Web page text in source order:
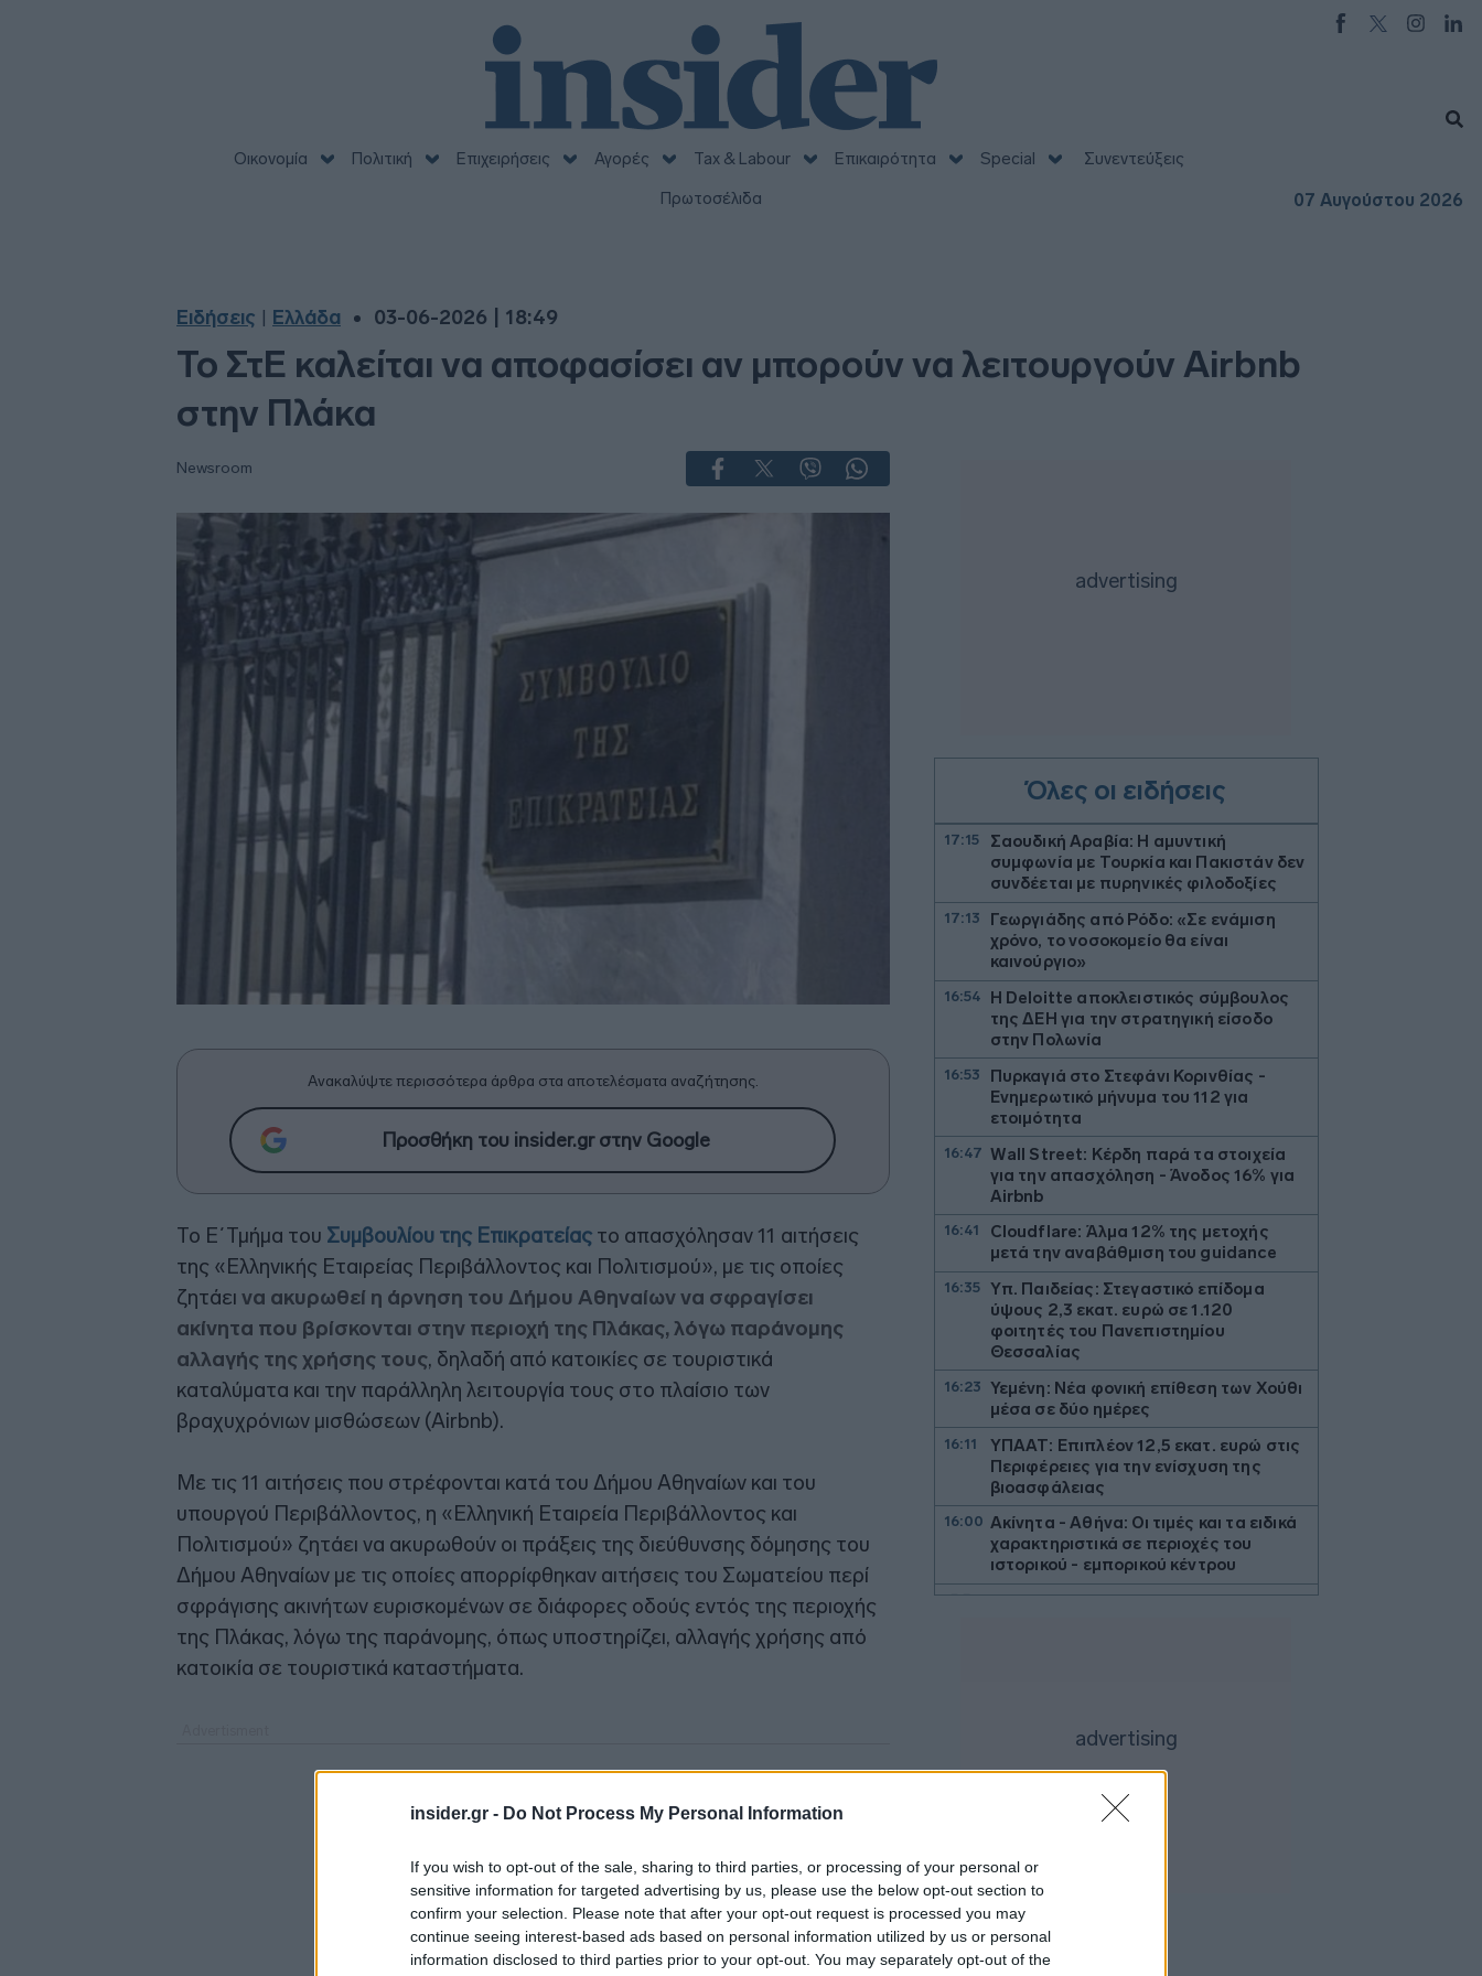
insider.gr - Do Not Process My Personal Information
If you wish to opt-out of the sale, sharing to third parties, or processing of your personal or
sensitive information for targeted advertising by us, please use the below opt-out section to
confirm your selection. Please note that after your opt-out request is processed you may
continue seeing interest-based ads based on personal information utilized by us or personal
information disclosed to third parties prior to your opt-out. You may separately opt-out of the
Οικονομία Πολιτική Επιχειρήσεις Αγορές Tax & Labour Επικαιρότητα Special
Συνεντεύξεις
Πρωτοσέλιδα
07 Αυγούστου 2026
Ειδήσεις Ελλάδα 03-06-2026 | 18:49
Το ΣτΕ καλείται να αποφασίσει αν μπορούν να λειτουργούν Airbnb
στην Πλάκα
Newsroom
Ανακαλύψτε περισσότερα άρθρα στα αποτελέσματα αναζήτησης.
Προσθήκη του insider.gr στην Google
Το Ε΄Τμήμα του Συμβουλίου της Επικρατείας το απασχόλησαν 11 αιτήσεις
της «Ελληνικής Εταιρείας Περιβάλλοντος και Πολιτισμού», με τις οποίες
ζητάει να ακυρωθεί η άρνηση του Δήμου Αθηναίων να σφραγίσει
ακίνητα που βρίσκονται στην περιοχή της Πλάκας, λόγω παράνομης
αλλαγής της χρήσης τους, δηλαδή από κατοικίες σε τουριστικά
καταλύματα και την παράλληλη λειτουργία τους στο πλαίσιο των
βραχυχρόνιων μισθώσεων (Airbnb).
Με τις 11 αιτήσεις που στρέφονται κατά του Δήμου Αθηναίων και του
υπουργού Περιβάλλοντος, η «Ελληνική Εταιρεία Περιβάλλοντος και
Πολιτισμού» ζητάει να ακυρωθούν οι πράξεις της διεύθυνσης δόμησης του
Δήμου Αθηναίων με τις οποίες απορρίφθηκαν αιτήσεις του Σωματείου περί
σφράγισης ακινήτων ευρισκομένων σε διάφορες οδούς εντός της περιοχής
της Πλάκας, λόγω της παράνομης, όπως υποστηρίζει, αλλαγής χρήσης από
κατοικία σε τουριστικά καταστήματα.
Όλες οι ειδήσεις
17:15
Σαουδική Αραβία: Η αμυντική
συμφωνία με Τουρκία και Πακιστάν δεν
συνδέεται με πυρηνικές φιλοδοξίες
17:13
Γεωργιάδης από Ρόδο: «Σε ενάμιση
χρόνο, το νοσοκομείο θα είναι
καινούργιο»
16:54
Η Deloitte αποκλειστικός σύμβουλος
της ΔΕΗ για την στρατηγική είσοδο
στην Πολωνία
16:53
Πυρκαγιά στο Στεφάνι Κορινθίας -
Ενημερωτικό μήνυμα του 112 για
ετοιμότητα
16:47 Wall Street: Κέρδη παρά τα στοιχεία
για την απασχόληση - Άνοδος 16% για
Airbnb
16:41
Cloudflare: Άλμα 12% της μετοχής
μετά την αναβάθμιση του guidance
16:35
Υπ. Παιδείας: Στεγαστικό επίδομα
ύψους 2,3 εκατ. ευρώ σε 1.120
φοιτητές του Πανεπιστημίου
Θεσσαλίας
16:23 Υεμένη: Νέα φονική επίθεση των Χούθι
μέσα σε δύο ημέρες
16:11
ΥΠΑΑΤ: Επιπλέον 12,5 εκατ. ευρώ στις
Περιφέρειες για την ενίσχυση της
βιοασφάλειας
16:00 Ακίνητα - Αθήνα: Οι τιμές και τα ειδικά
χαρακτηριστικά σε περιοχές του
ιστορικού - εμπορικού κέντρου
15:50 ΗΠΑ: Χάθηκαν 23.000 θέσεις εργασίας
μειωθούν, αλλά δεν εξαρτάται
αποκλειστικά από τον Γουόρς
αυξημένης κυκλοφορίας του ιού
Δυτικού Νείλου στην Αττική
15:24
Σε κατάσταση κινητοποίησης Red
Code αύριο Κρήτη, Χίος, Σάμος και